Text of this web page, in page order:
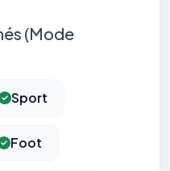
(Mode
Sport
Foot